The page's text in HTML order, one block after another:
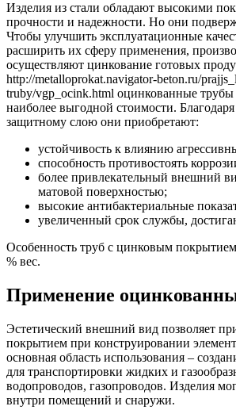
Изделия из стали обладают высокими
прочности и надежности. Но они
Чтобы улучшить эксплуатационные
расширить их сферу применения,
осуществляют цинкование готовых
http://metalloprokat.navigator-beton.ru/
truby/vgp_ocink.html оцинкованные
наиболее выгодной стоимости.
защитному слою они приобретают:
устойчивость к влиянию
способность противостоять
более привлекательный внешний
матовой поверхностью;
высокие антибактериальные
увеличенный срок службы,
Особенность труб с цинковым
% вес.
Применение
Эстетический внешний вид позволяет
покрытием при конструировании
основная область использования –
для транспортировки жидких и
водопроводов, газопроводов. Изделия
внутри помещений и снаружи.